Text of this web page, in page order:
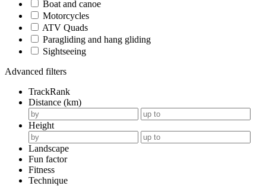
Boat and canoe
Motorcycles
ATV Quads
Paragliding and hang gliding
Sightseeing
Advanced filters
TrackRank
Distance (km)
Height
Landscape
Fun factor
Fitness
Technique